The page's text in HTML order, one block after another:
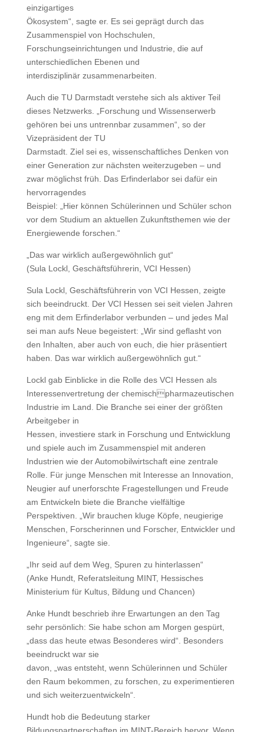
einzigartiges
Ökosystem“, sagte er. Es sei geprägt durch das
Zusammenspiel von Hochschulen,
Forschungseinrichtungen und Industrie, die auf
unterschiedlichen Ebenen und
interdisziplinär zusammenarbeiten.
Auch die TU Darmstadt verstehe sich als aktiver Teil
dieses Netzwerks. „Forschung und Wissenserwerb
gehören bei uns untrennbar zusammen“, so der
Vizepräsident der TU
Darmstadt. Ziel sei es, wissenschaftliches Denken von
einer Generation zur nächsten weiterzugeben – und
zwar möglichst früh. Das Erfinderlabor sei dafür ein
hervorragendes
Beispiel: „Hier können Schülerinnen und Schüler schon
vor dem Studium an aktuellen Zukunftsthemen wie der
Energiewende forschen.“
„Das war wirklich außergewöhnlich gut“
(Sula Lockl, Geschäftsführerin, VCI Hessen)
Sula Lockl, Geschäftsführerin von VCI Hessen, zeigte
sich beeindruckt. Der VCI Hessen sei seit vielen Jahren
eng mit dem Erfinderlabor verbunden – und jedes Mal
sei man aufs Neue begeistert: „Wir sind geflasht von
den Inhalten, aber auch von euch, die hier präsentiert
haben. Das war wirklich außergewöhnlich gut.“
Lockl gab Einblicke in die Rolle des VCI Hessen als
Interessenvertretung der chemischpharmazeutischen
Industrie im Land. Die Branche sei einer der größten
Arbeitgeber in
Hessen, investiere stark in Forschung und Entwicklung
und spiele auch im Zusammenspiel mit anderen
Industrien wie der Automobilwirtschaft eine zentrale
Rolle. Für junge Menschen mit Interesse an Innovation,
Neugier auf unerforschte Fragestellungen und Freude
am Entwickeln biete die Branche vielfältige
Perspektiven. „Wir brauchen kluge Köpfe, neugierige
Menschen, Forscherinnen und Forscher, Entwickler und
Ingenieure“, sagte sie.
„Ihr seid auf dem Weg, Spuren zu hinterlassen“
(Anke Hundt, Referatsleitung MINT, Hessisches
Ministerium für Kultus, Bildung und Chancen)
Anke Hundt beschrieb ihre Erwartungen an den Tag
sehr persönlich: Sie habe schon am Morgen gespürt,
„dass das heute etwas Besonderes wird“. Besonders
beeindruckt war sie
davon, „was entsteht, wenn Schülerinnen und Schüler
den Raum bekommen, zu forschen, zu experimentieren
und sich weiterzuentwickeln“.
Hundt hob die Bedeutung starker